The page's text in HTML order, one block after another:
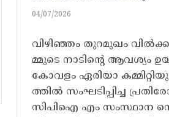
04/07/2026
വിഴിഞ്ഞം തുറമുഖം
മ്മുടെ നാടിൻ്റെ ആവശ്യം
കോവളം ഏരിയാ
ത്തിൽ സംഘടിപ്പിച്ച
സിപിഐ എം സംസ്ഥാന